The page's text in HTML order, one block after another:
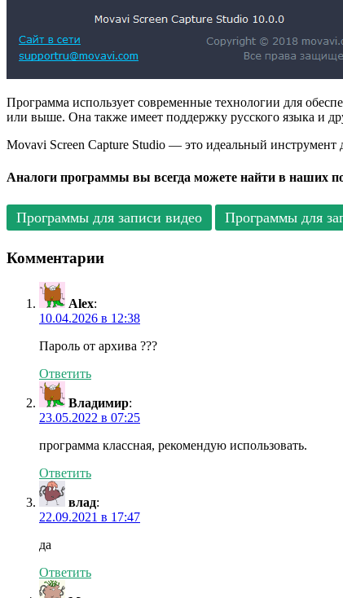
Программа использует современные технологии для
или выше. Она также имеет поддержку русского языка и
Movavi Screen Capture Studio — это идеальный инструмент
Аналоги программы вы всегда можете найти в наших
Программы для записи видео Программы для
Комментарии
Alex:
10.04.2026 в 12:38
Пароль от архива ???
Ответить
Владимир:
23.05.2022 в 07:25
программа классная, рекомендую использовать.
Ответить
влад:
22.09.2021 в 17:47
да
Ответить